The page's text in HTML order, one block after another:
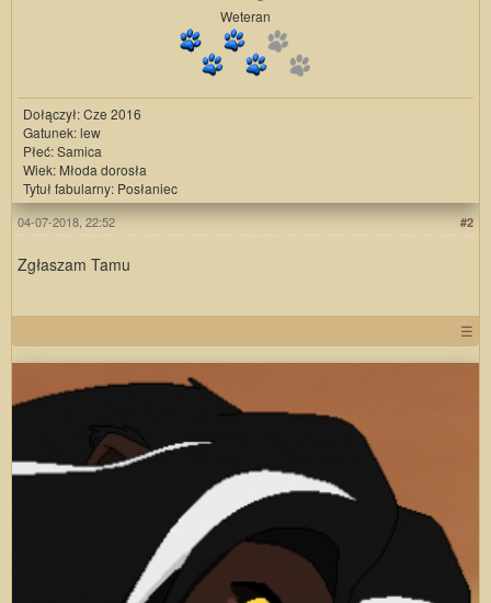
Weteran
Dołączył: Cze 2016
Gatunek: lew
Płeć: Samica
Wiek: Młoda dorosła
Tytuł fabularny: Posłaniec
#2
04-07-2018, 22:52
Zgłaszam Tamu
☰